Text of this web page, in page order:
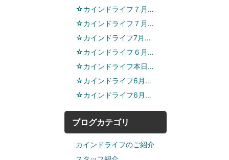
☆カインドライフ７月…
☆カインドライフ７月…
☆カインドライフ7月…
☆カインドライフ６月…
☆カインドライフ本日…
☆カインドライフ6月…
☆カインドライフ6月…
ブログカテゴリ
カインドライフのご紹介